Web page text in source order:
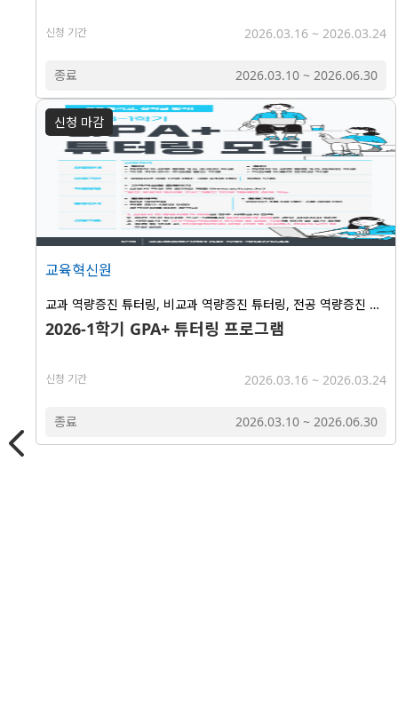
종료 2026.03.10 ~ 2026.06.30
신청 기간 2026.03.16 ~ 2026.03.24
신청 마감
교육혁신원
2026-1학기 GPA+ 튜터링 프로그램
교과 역량증진 튜터링, 비교과 역량증진 튜터링, 전공 역량증진 튜터링
종료 2026.03.10 ~ 2026.06.30
신청 기간 2026.03.16 ~ 2026.03.24